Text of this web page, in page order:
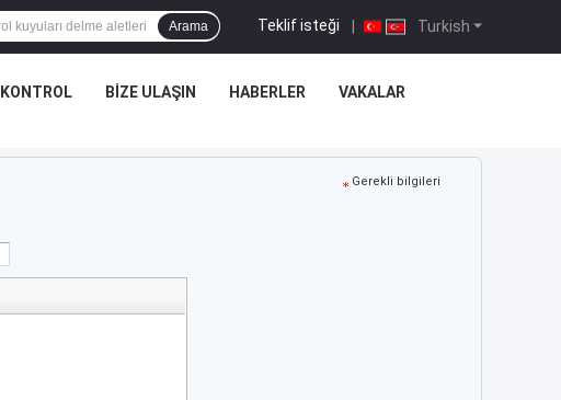
Turkish
Teklif isteği |
Arama
BIZE ULAŞIN HABERLER VAKALAR
Gerekli bilgileri